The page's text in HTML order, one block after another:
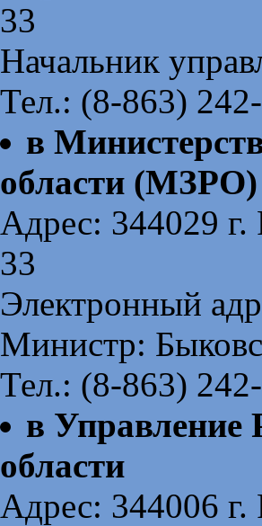
33
Начальник
Тел.: (8-863)
в
области (МЗРО)
Адрес: 344029
33
Электронный
Министр:
Тел.: (8-863)
в Управление
области
Адрес: 344006